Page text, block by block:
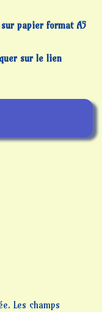
papier format A5
sur le lien
Les champs